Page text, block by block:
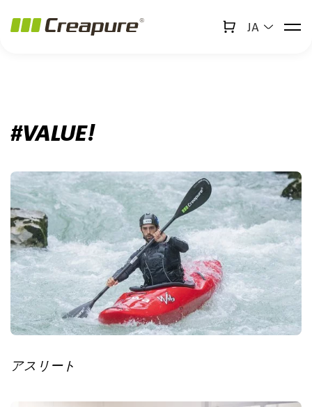
JA
アンバサダー、
#VALUE!
アスリート